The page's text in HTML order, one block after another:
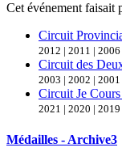
Cet événement faisait
Circuit
2012 | 2011 |
Circuit des
2003 | 2002 |
Circuit Je
2021 | 2020 |
Médailles - Archive3